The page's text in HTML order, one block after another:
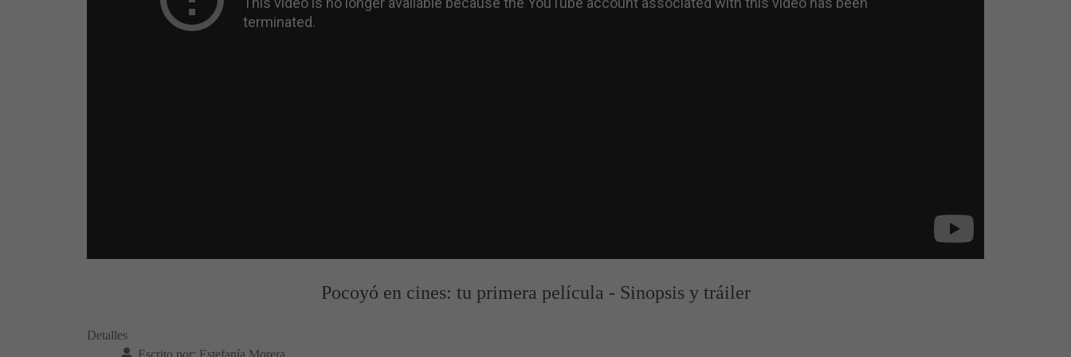
Pocoyó en cines: tu primera película - Sinopsis y tráiler
Detalles